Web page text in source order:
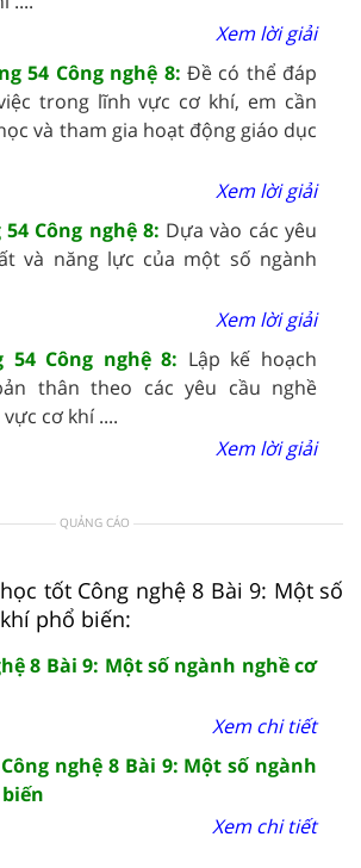
Xem lời giải
54 Công nghệ 8: Đề có thể đáp
trong lĩnh vực cơ khí, em cần
và tham gia hoạt động giáo dục
Xem lời giải
Công nghệ 8: Dựa vào các yêu
và năng lực của một số ngành
Xem lời giải
Công nghệ 8: Lập kế hoạch
thân theo các yêu cầu nghề
cơ khí ....
Xem lời giải
QUẢNG CÁO
tốt Công nghệ 8 Bài 9: Một số
phổ biến:
8 Bài 9: Một số ngành nghề cơ
Xem chi tiết
nghệ 8 Bài 9: Một số ngành
Xem chi tiết